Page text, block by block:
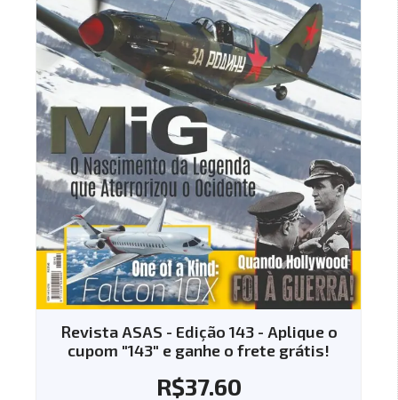
Revista ASAS - Edição 143 - Aplique o
cupom "143" e ganhe o frete grátis!
R$37.60